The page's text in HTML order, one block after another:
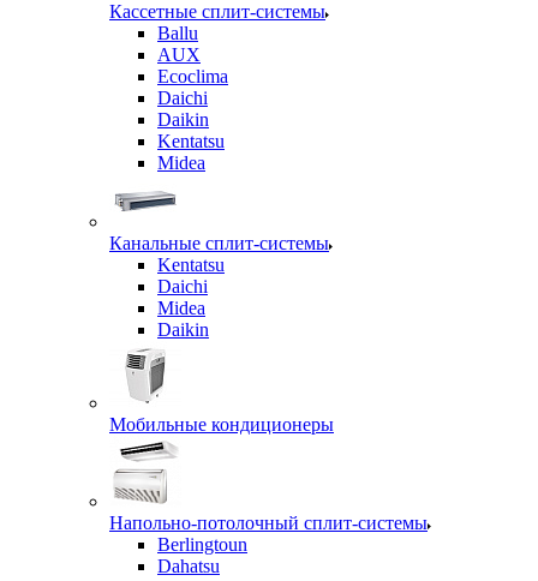
Кассетные сплит-системы
Ballu
AUX
Ecoclima
Daichi
Daikin
Kentatsu
Midea
Канальные сплит-системы
Kentatsu
Daichi
Midea
Daikin
Мобильные кондиционеры
Напольно-потолочный сплит-системы
Berlingtoun
Dahatsu